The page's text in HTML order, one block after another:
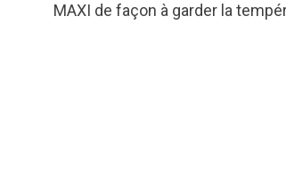
MAXI de façon à garder la